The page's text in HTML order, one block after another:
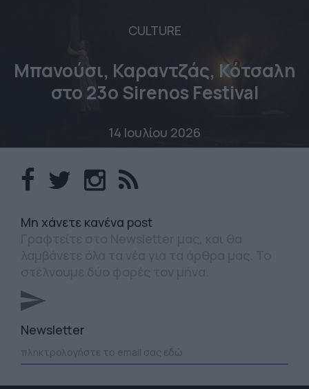
CULTURE
Μπανούσι, Καραντζάς, Κότσαλη
στο 23o Sirenos Festival
14 Ιουλίου 2026
Mη χάνετε κανένα post
Newsletter